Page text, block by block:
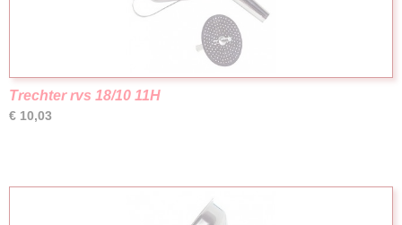
Trechter rvs 18/10 11H
€ 10,03